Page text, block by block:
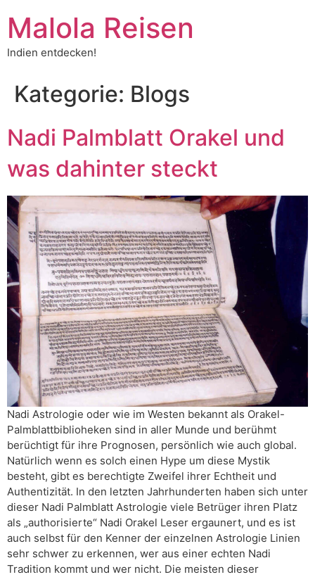
Malola Reisen
Indien entdecken!
Kategorie: Blogs
Nadi Palmblatt Orakel und
was dahinter steckt
Nadi Astrologie oder wie im Westen bekannt als Orakel-
Palmblattbiblioheken sind in aller Munde und berühmt
berüchtigt für ihre Prognosen, persönlich wie auch global.
Natürlich wenn es solch einen Hype um diese Mystik
besteht, gibt es berechtigte Zweifel ihrer Echtheit und
Authentizität. In den letzten Jahrhunderten haben sich unter
dieser Nadi Palmblatt Astrologie viele Betrüger ihren Platz
als „authorisierte“ Nadi Orakel Leser ergaunert, und es ist
auch selbst für den Kenner der einzelnen Astrologie Linien
sehr schwer zu erkennen, wer aus einer echten Nadi
Tradition kommt und wer nicht. Die meisten dieser